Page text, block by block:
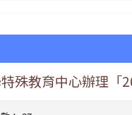
殊教育中心辦理